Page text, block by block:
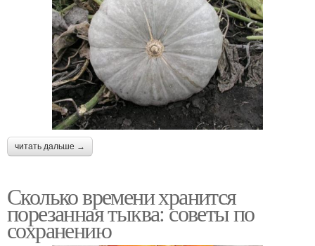
читать дальше →
Сколько времени хранится
порезанная тыква: советы по
сохранению